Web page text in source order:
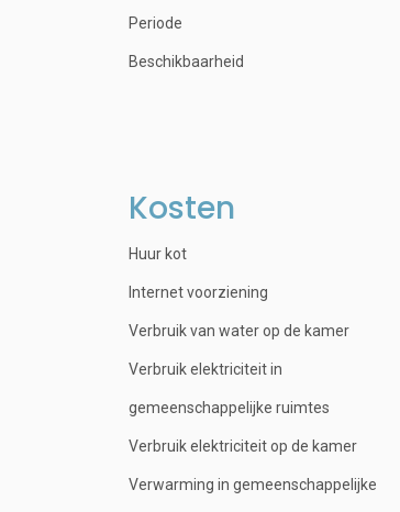
Periode
Beschikbaarheid
Kosten
Huur kot
Internet voorziening
Verbruik van water op de kamer
Verbruik elektriciteit in
gemeenschappelijke ruimtes
Verbruik elektriciteit op de kamer
Verwarming in gemeenschappelijke